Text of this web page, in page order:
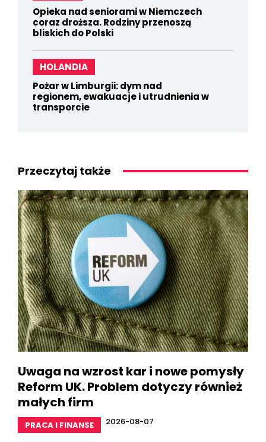
Opieka nad seniorami w Niemczech
coraz droższa. Rodziny przenoszą
bliskich do Polski
HOLANDIA
Pożar w Limburgii: dym nad
regionem, ewakuacje i utrudnienia w
transporcie
Przeczytaj także
Uwaga na wzrost kar i nowe pomysły
Reform UK. Problem dotyczy również
małych firm
PRACA I FINANSE 2026-08-07